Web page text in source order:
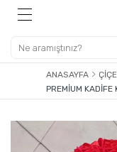
ANASAYFA
PREMIUM KADIFE